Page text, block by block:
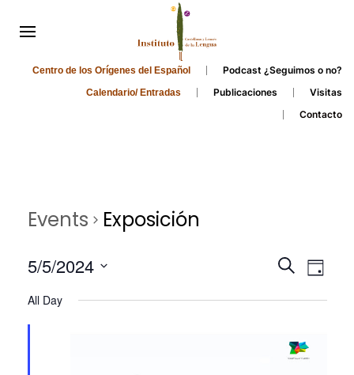
Centro de los Orígenes del Español Podcast ¿Seguimos o no?
Calendario/ Entradas Publicaciones
Visitas
Contacto
Events Exposición
Events
and
Search
Day
5/5/2024
date.
All Day